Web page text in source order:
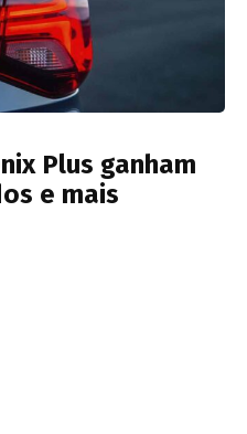
Plus ganham
e mais